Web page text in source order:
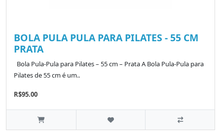
BOLA PULA PULA PARA PILATES - 55 CM
PRATA
Bola Pula-Pula para Pilates – 55 cm – Prata A Bola Pula-Pula para
Pilates de 55 cm é um..
R$95.00